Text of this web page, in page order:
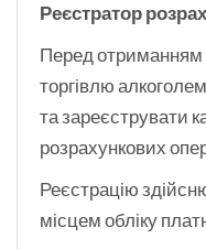
Реєстратор
Перед отриманням
торгівлю
та зареєструвати
розрахункових
Реєстрацію
місцем обліку